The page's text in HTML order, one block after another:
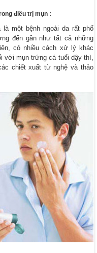
điều trị mụn :
một bệnh ngoài da rất phổ
đến gần như tất cả những
có nhiều cách xử lý khác
với mụn trứng cá tuổi dậy thì,
chiết xuất từ nghệ và thảo